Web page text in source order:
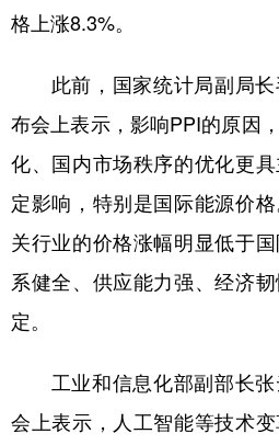
格上涨8.3%。
此前，国家统计局副局长
布会上表示，影响PPI的原因
化、国内市场秩序的优化更
定影响，特别是国际能源价
关行业的价格涨幅明显低于
系健全、供应能力强、经济
定。
工业和信息化部副部长张
会上表示，人工智能等技术